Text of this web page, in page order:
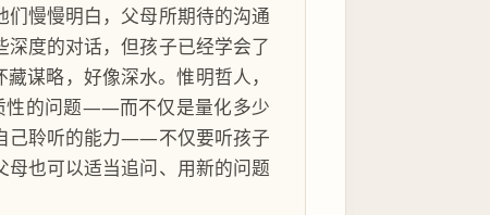
慢慢明白，父母所期待的沟通
度的对话，但孩子已经学会了
谋略，好像深水。惟明哲人，
性的问题——而不仅是量化多少
己聆听的能力——不仅要听孩子
也可以适当追问、用新的问题